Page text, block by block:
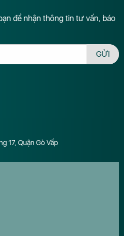
để nhận thông tin tư vấn, báo
GỬI
17, Quận Gò Vấp